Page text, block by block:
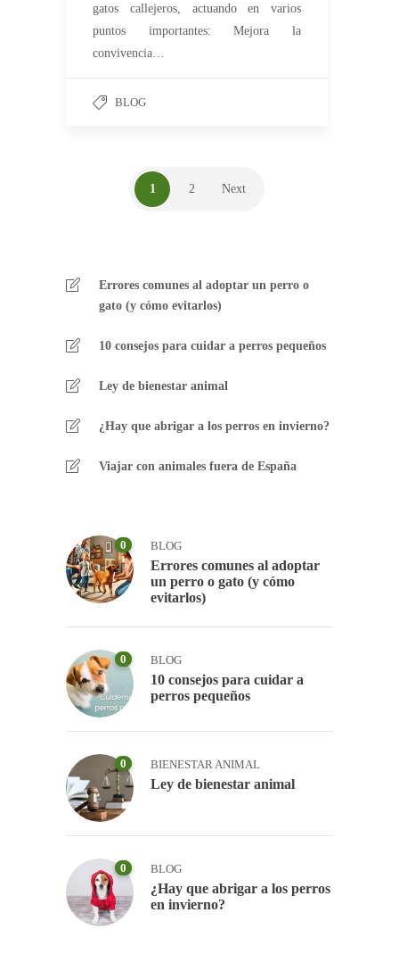
gatos callejeros, actuando en varios
puntos importantes: Mejora la
convivencia…
BLOG
1 2 Next
Errores comunes al adoptar un perro o
gato (y cómo evitarlos)
10 consejos para cuidar a perros pequeños
Ley de bienestar animal
¿Hay que abrigar a los perros en invierno?
Viajar con animales fuera de España
0 BLOG
Errores comunes al adoptar
un perro o gato (y cómo
evitarlos)
0 BLOG
10 consejos para cuidar a
perros pequeños
0 BIENESTAR ANIMAL
Ley de bienestar animal
0 BLOG
¿Hay que abrigar a los perros
en invierno?